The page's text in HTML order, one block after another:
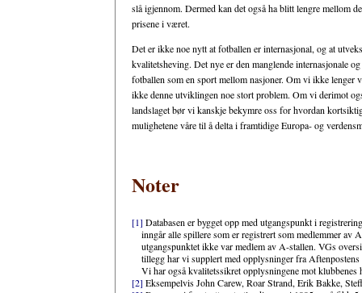
slå igjennom. Dermed kan det også ha blitt lengre mellom
prisene i været.
Det er ikke noe nytt at fotballen er internasjonal, og at
kvalitetsheving. Det nye er den manglende internasjonale
fotballen som en sport mellom nasjoner. Om vi ikke lenger
ikke denne utviklingen noe stort problem. Om vi derimot
landslaget bør vi kanskje bekymre oss for hvordan
mulighetene våre til å delta i framtidige Europa- og
Noter
[1] Databasen er bygget opp med utgangspunkt i
inngår alle spillere som er registrert som medlemmer av
utgangspunktet ikke var medlem av A-stallen. VGs
tillegg har vi supplert med opplysninger fra
Vi har også kvalitetssikret opplysningene mot
[2] Eksempelvis John Carew, Roar Strand, Erik Bakke,